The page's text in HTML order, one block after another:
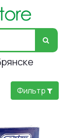
Фильтр